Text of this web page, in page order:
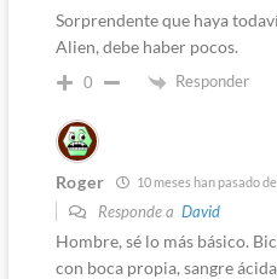
Sorprendente que haya
Alien, debe haber pocos.
0 Responder
Roger 10 meses han pasado
Responde a David
Hombre, sé lo más básico.
con boca propia, sangre